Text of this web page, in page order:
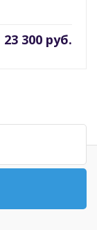
23 300 руб.